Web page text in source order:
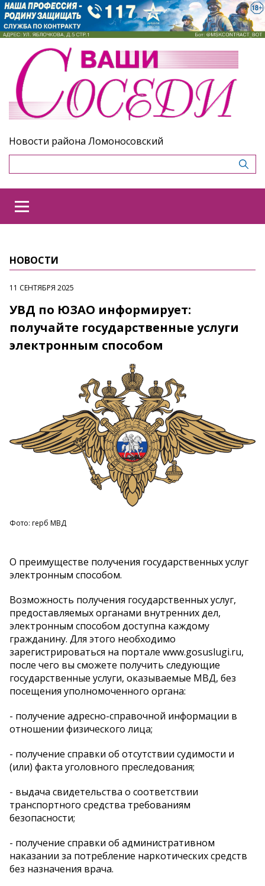
Новости района Ломоносовский
НОВОСТИ
11 СЕНТЯБРЯ 2025
УВД по ЮЗАО информирует:
получайте государственные услуги
электронным способом
Фото: герб МВД
О преимуществе получения государственных услуг
электронным способом.
Возможность получения государственных услуг,
предоставляемых органами внутренних дел,
электронным способом доступна каждому
гражданину. Для этого необходимо
зарегистрироваться на портале www.gosuslugi.ru,
после чего вы сможете получить следующие
государственные услуги, оказываемые МВД, без
посещения уполномоченного органа:
- получение адресно-справочной информации в
отношении физического лица;
- получение справки об отсутствии судимости и
(или) факта уголовного преследования;
- выдача свидетельства о соответствии
транспортного средства требованиям
безопасности;
- получение справки об административном
наказании за потребление наркотических средств
без назначения врача.